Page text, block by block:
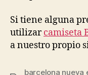
Si tiene alguna
utilizarcamiseta
a nuestro propio
barcelona nueva